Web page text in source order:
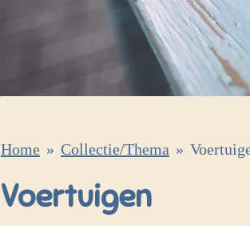
Home » Collectie/Thema »
Voertuigen